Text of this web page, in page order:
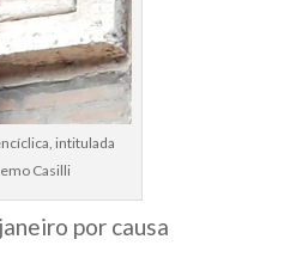
intitulada
Casilli
por causa